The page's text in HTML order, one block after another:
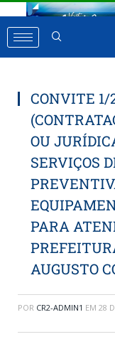
CONVITE 1/
OU
SERVIÇOS
PARA
AUGUSTO
POR CR2-ADMIN1 EM 28